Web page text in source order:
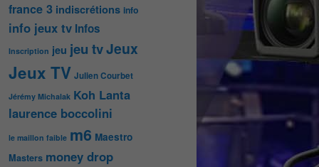
france 3 indiscrétions info
info jeux tv Infos
Inscription jeu jeu tvJeux
Jeux TV Julien Courbet
Jérémy Michalak Koh Lanta
laurence boccolini
le maillon faible m6 Maestro
Masters money drop